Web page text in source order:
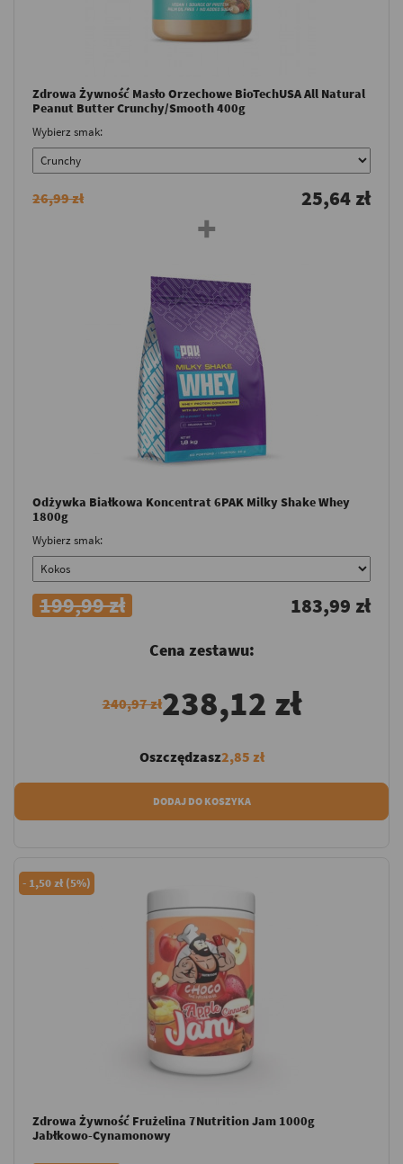
Zdrowa Żywność Masło Orzechowe BioTechUSA All Natural
Peanut Butter Crunchy/Smooth 400g
Wybierz smak:
26,99 zł 25,64 zł
Odżywka Białkowa Koncentrat 6PAK Milky Shake Whey
1800g
Wybierz smak:
199,99 zł 183,99 zł
Cena zestawu:
240,97 zł238,12 zł
Oszczędzasz2,85 zł
DODAJ DO KOSZYKA
- 1,50 zł (5%)
Zdrowa Żywność Frużelina 7Nutrition Jam 1000g
Jabłkowo-Cynamonowy